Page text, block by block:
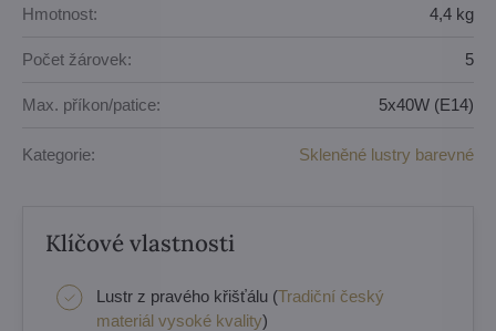
Hmotnost: 4,4 kg
Počet žárovek: 5
Max. příkon/patice: 5x40W (E14)
Kategorie: Skleněné lustry barevné
Klíčové vlastnosti
Lustr z pravého křišťálu (Tradiční český
materiál vysoké kvality)